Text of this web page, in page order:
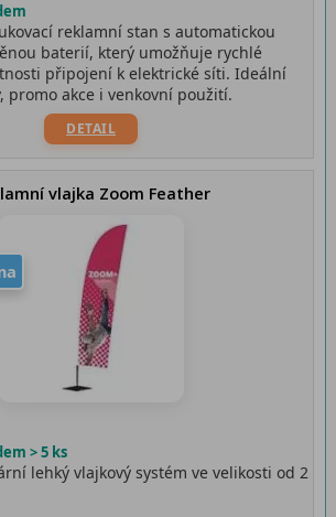
reklamní stan s automatickou
baterií, který umožňuje rychlé
připojení k elektrické síti. Ideální
promo akce i venkovní použití.
DETAIL
vlajka Zoom Feather
> 5 ks
lehký vlajkový systém ve velikosti od 2